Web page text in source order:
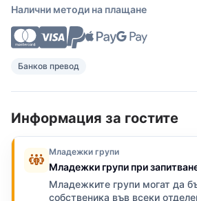
Налични методи на плащане
Банков превод
Информация за гостите
Младежки групи
Младежки групи при
Младежките групи могат да
собственика във всеки